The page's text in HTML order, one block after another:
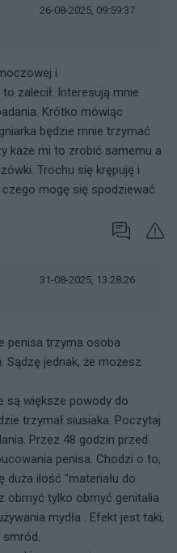
26-08-2025, 09:59:37
i
zalecił. Interesują mnie
Krótko mówiąc
będzie mnie trzymać
każe mi to zrobić samemu a
Trochu się krępuję i
mogę się spodziewać..
31-08-2025, 13:28:26
penisa trzyma osoba
Sądzę jednak, że możesz
są większe powody do
trzymał siusiaka. Poczytaj
Przez 48 godzin przed
penisa. Chodzi o to,
duża ilość "materiału do
obmyć tylko obmyć genitalia
mydła . Efekt jest taki,
smród.